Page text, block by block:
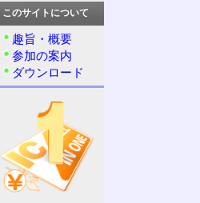
このサイトについて
趣旨・概要
参加の案内
ダウンロード